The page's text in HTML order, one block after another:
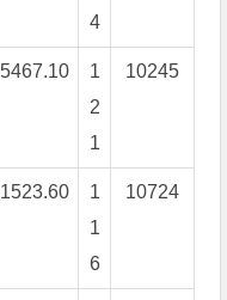
4
5467.10
1
2
1
10245
1523.60
1
1
6
10724